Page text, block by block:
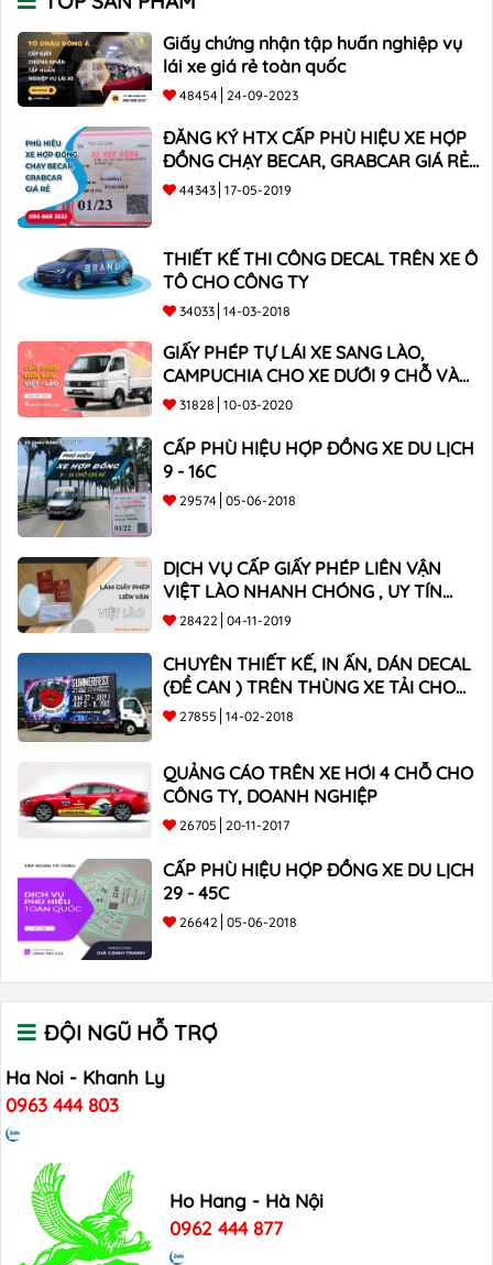
Giấy chứng nhận tập huấn nghiệp vụ
lái xe giá rẻ toàn quốc
48454 24-09-2023
ĐĂNG KÝ HTX CẤP PHÙ HIỆU XE HỢP
ĐỒNG CHẠY BECAR, GRABCAR GIÁ RẺ
NHẤT
44343 17-05-2019
THIẾT KẾ THI CÔNG DECAL TRÊN XE Ô
TÔ CHO CÔNG TY
34033 14-03-2018
GIẤY PHÉP TỰ LÁI XE SANG LÀO,
CAMPUCHIA CHO XE DƯỚI 9 CHỖ VÀ
XE BÁN TẢI
31828 10-03-2020
CẤP PHÙ HIỆU HỢP ĐỒNG XE DU LỊCH
9 - 16C
29574 05-06-2018
DỊCH VỤ CẤP GIẤY PHÉP LIÊN VẬN
VIỆT LÀO NHANH CHÓNG , UY TÍN
TOÀN QUỐC
28422 04-11-2019
CHUYÊN THIẾT KẾ, IN ẤN, DÁN DECAL
(ĐỀ CAN ) TRÊN THÙNG XE TẢI CHO
CÔNG TY
27855 14-02-2018
QUẢNG CÁO TRÊN XE HƠI 4 CHỖ CHO
CÔNG TY, DOANH NGHIỆP
26705 20-11-2017
CẤP PHÙ HIỆU HỢP ĐỒNG XE DU LỊCH
29 - 45C
26642 05-06-2018
ĐỘI NGŨ HỖ TRỢ
Ha Noi - Khanh Ly
0963 444 803
Ho Hang - Hà Nội
0962 444 877